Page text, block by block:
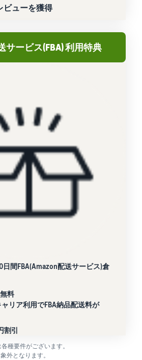
ビューを獲得
サービス(FBA) 利用特典
日間FBA(Amazon配送サービス)倉
料
ャリア利用でFBA納品配送料が
割引
種要件がございます。
外となります。